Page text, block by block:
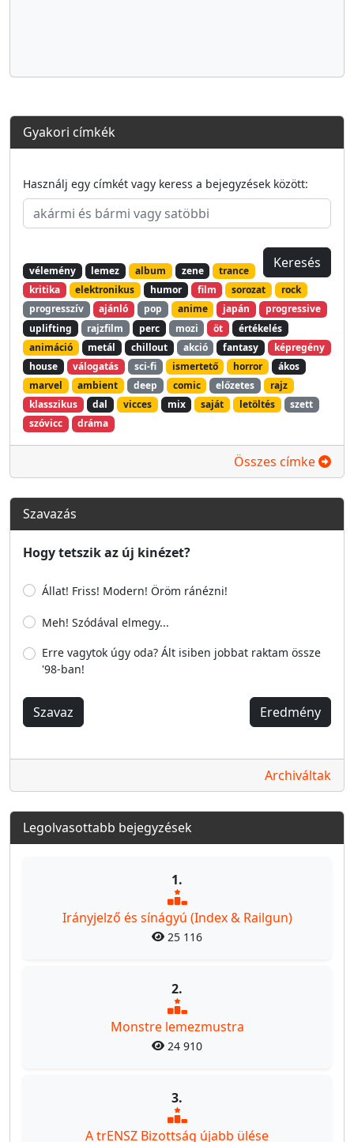
Gyakori címkék
Használj egy címkét vagy keress a bejegyzések között:
vélemény lemez album zene
trance
kritika
elektronikus humor film sorozat
rock
progresszív
ajánló pop anime japán
progressive
uplifting
rajzfilm perc mozi öt
értékelés
animáció
metál chillout akció fantasy
képregény
house
válogatás sci-fi ismertető horror
ákos
marvel
ambient deep comic előzetes
rajz
klasszikus
dal vicces mix saját letöltés
szett
szóvicc
dráma
Összes címke
Szavazás
Hogy tetszik az új kinézet?
Állat! Friss! Modern! Öröm ránézni!
Meh! Szódával elmegy...
Erre vagytok úgy oda? Ált isiben jobbat raktam össze
'98-ban!
Szavaz Eredmény
Archiváltak
Legolvasottabb bejegyzések
1.
Irányjelző és sínágyú (Index & Railgun)
25 116
2.
Monstre lemezmustra
24 910
3.
A trENSZ Bizottság újabb ülése